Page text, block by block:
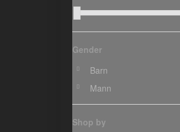
Gender
Barn
Mann
Shop by